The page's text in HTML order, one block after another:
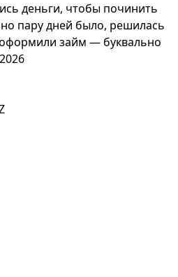
деньги, чтобы починить
пару дней было, решилась
займ — буквально